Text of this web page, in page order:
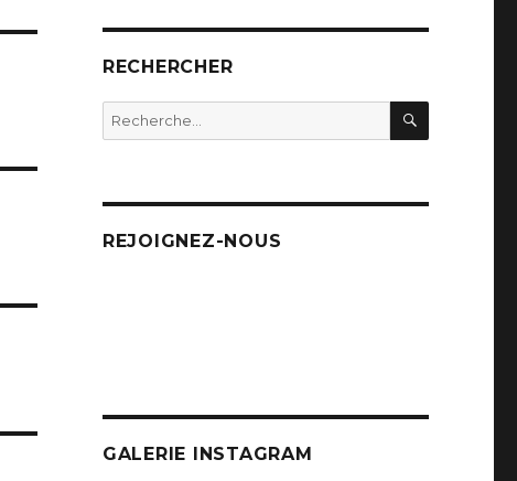
RECHERCHER
Recherche
pour
REJOIGNEZ-NOUS
GALERIE INSTAGRAM